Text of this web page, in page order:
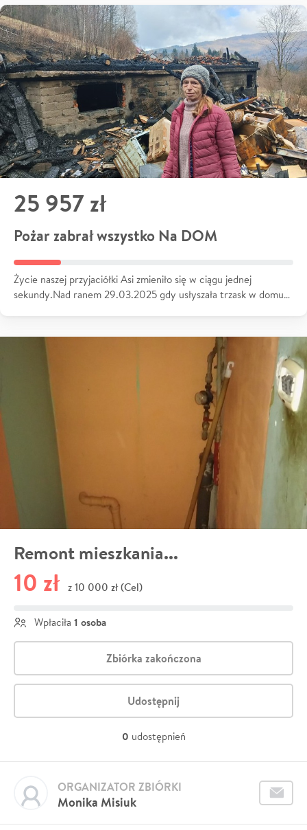
25 957 zł
Pożar zabrał wszystko Na DOM
Życie naszej przyjaciółki Asi zmieniło się w ciągu jednej
sekundy.Nad ranem 29.03.2025 gdy usłyszała trzask w domu…
Remont mieszkania...
10 zł z 10 000 zł (Cel)
Wpłaciła 1 osoba
Zbiórka zakończona
Udostępnij
0 udostępnień
Monika Misiuk
ORGANIZATOR ZBIÓRKI